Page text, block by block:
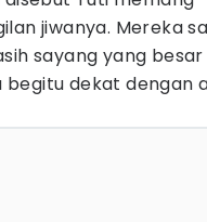
jiwanya. Mereka
sayang yang besar
dekat dengan